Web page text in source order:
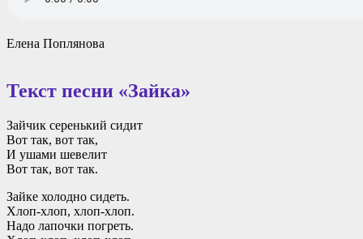
Елена Поплянова
Текст песни «Зайка»
Зайчик серенький сидит
Вот так, вот так,
И ушами шевелит
Вот так, вот так.
Зайке холодно сидеть.
Хлоп-хлоп, хлоп-хлоп.
Надо лапочки погреть.